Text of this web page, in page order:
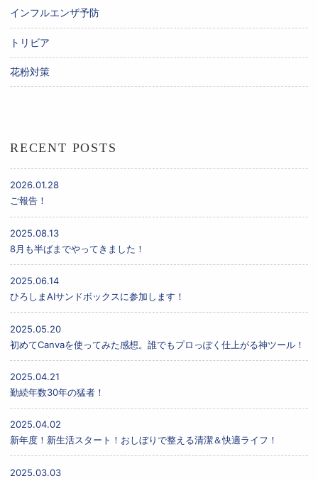
インフルエンザ予防
トリビア
花粉対策
RECENT POSTS
2026.01.28
ご報告！
2025.08.13
8月も半ばまでやってきました！
2025.06.14
ひろしまAIサンドボックスに参加します！
2025.05.20
初めてCanvaを使ってみた感想。誰でもプロっぽく仕上がる神ツール！
2025.04.21
勤続年数30年の猛者！
2025.04.02
新年度！新生活スタート！おしぼりで整える清潔＆快適ライフ！
2025.03.03